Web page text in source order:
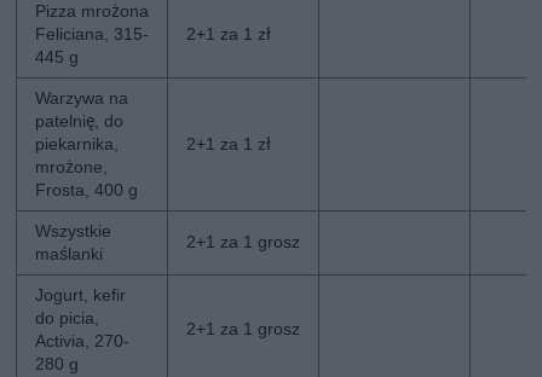
Pizza mrożona
Feliciana, 315-
445 g
2+1 za 1 zł
Warzywa na
patelnię, do
piekarnika,
mrożone,
Frosta, 400 g
2+1 za 1 zł
Wszystkie
maślanki
2+1 za 1 grosz
Jogurt, kefir
do picia,
Activia, 270-
280 g
2+1 za 1 grosz